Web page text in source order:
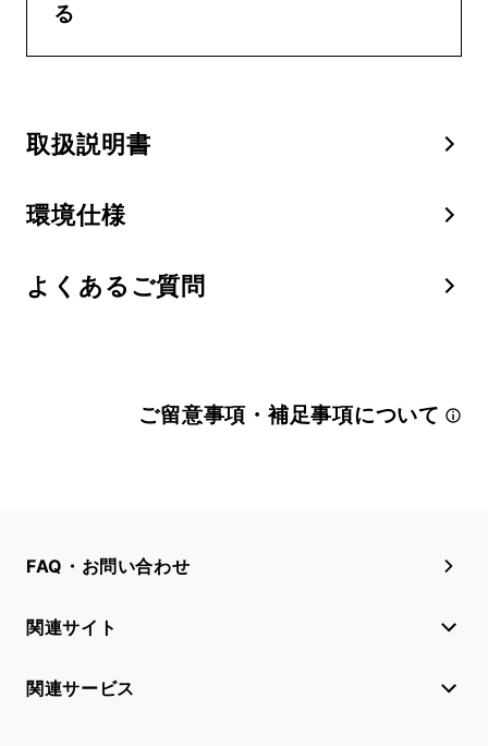
る
取扱説明書
環境仕様
よくあるご質問
ご留意事項・補足事項について
FAQ・お問い合わせ
関連サイト
関連サービス